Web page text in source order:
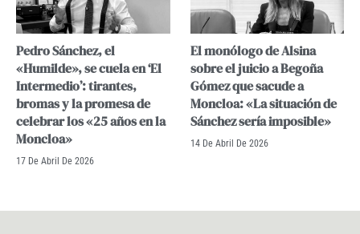
Pedro Sánchez, el
«Humilde», se cuela en ‘El
Intermedio’: tirantes,
bromas y la promesa de
celebrar los «25 años en la
Moncloa»
17 De Abril De 2026
El monólogo de Alsina
sobre el juicio a Begoña
Gómez que sacude a
Moncloa: «La situación de
Sánchez sería imposible»
14 De Abril De 2026